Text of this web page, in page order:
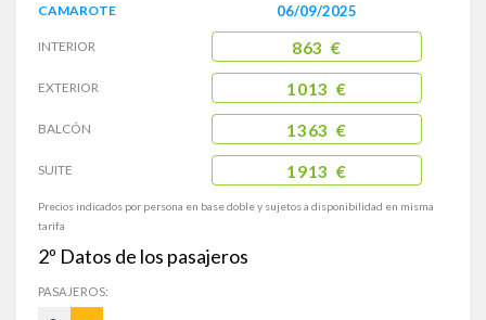
CAMAROTE
INTERIOR
EXTERIOR
BALCÓN
SUITE
06/09/2025
863 €
1013 €
1363 €
1913 €
Precios indicados por persona en base doble y sujetos a disponibilidad en misma
tarifa
2º Datos de los pasajeros
PASAJEROS: